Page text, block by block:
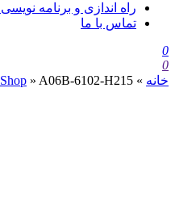
راه اندازی و برنامه نویسیCNC
تماس با ما
0
0
خانه »
Shop » A06B-6102-H215